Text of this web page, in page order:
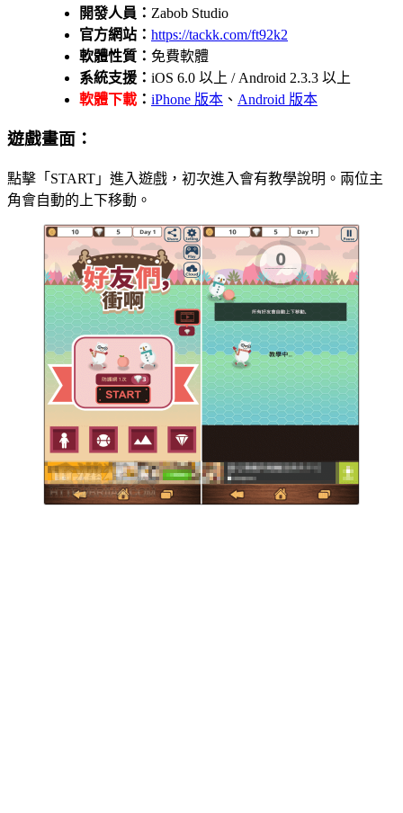
開發人員： Zabob Studio
官方網站： https://tackk.com/ft92k2
軟體性質： 免費軟體
系統支援： iOS 6.0 以上 / Android 2.3.3 以上
軟體下載 ： iPhone 版本 、 Android 版本
遊戲畫面：
點擊「START」進入遊戲，初次進入會有教學說明。兩位主
角會自動的上下移動。